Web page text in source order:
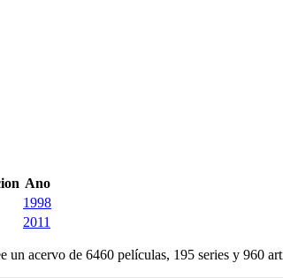
Ano
1998
2011
un acervo de 6460 películas, 195 series y 960